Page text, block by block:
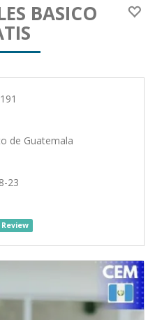
BASICO
191
de Guatemala
23